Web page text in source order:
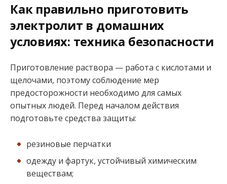
Как правильно приготовить
электролит в домашних
условиях: техника безопасности
Приготовление раствора — работа с кислотами и
щелочами, поэтому соблюдение мер
предосторожности необходимо для самых
опытных людей. Перед началом действия
подготовьте средства защиты:
резиновые перчатки
одежду и фартук, устойчивый химическим
веществам;